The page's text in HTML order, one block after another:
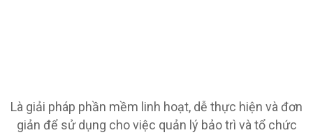
Là giải pháp phần mềm linh hoạt, dễ thực hiện và đơn
giản để sử dụng cho việc quản lý bảo trì và tổ chức